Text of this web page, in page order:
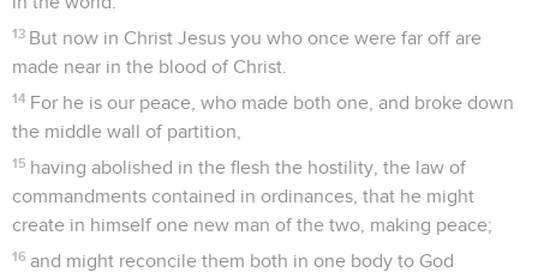
13 But now in Christ Jesus you who once were far off are
made near in the blood of Christ.
14 For he is our peace, who made both one, and broke down
the middle wall of partition,
15 having abolished in the flesh the hostility, the law of
commandments contained in ordinances, that he might
create in himself one new man of the two, making peace;
16 and might reconcile them both in one body to God